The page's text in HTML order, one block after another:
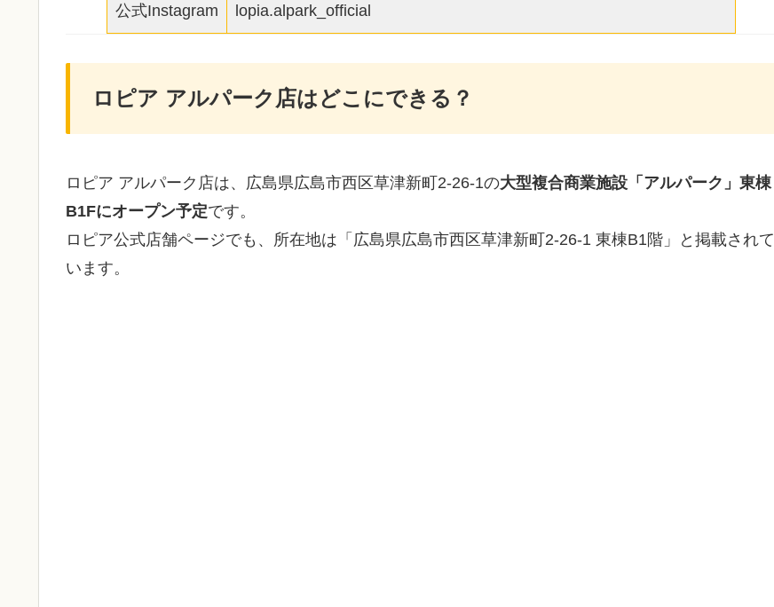
公式Instagram lopia.alpark_official
ロピア アルパーク店はどこにできる？
ロピア アルパーク店は、広島県広島市西区草津新町2-26-1の大型複合商業施設「アルパーク」東棟
B1Fにオープン予定です。
ロピア公式店舗ページでも、所在地は「広島県広島市西区草津新町2-26-1 東棟B1階」と掲載されて
います。